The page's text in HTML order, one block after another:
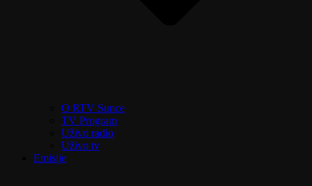
O RTV Sunce
TV Program
Uživo radio
Uživo tv
Emisije